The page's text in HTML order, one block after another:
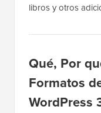
libros y otros
Qué, Por
Formatos
WordPress